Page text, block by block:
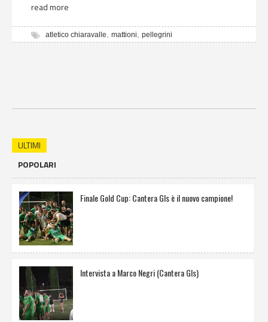
read more
atletico chiaravalle, mattioni, pellegrini
ULTIMI
POPOLARI
Finale Gold Cup: Cantera Gls è il nuovo campione!
Intervista a Marco Negri (Cantera Gls)